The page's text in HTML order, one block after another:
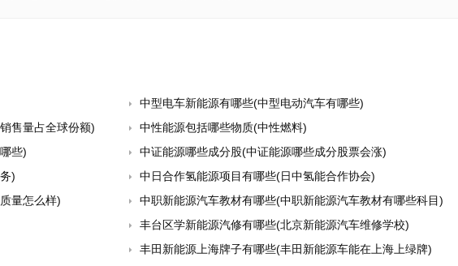
中型电车新能源有哪些(中型电动汽车有哪些)
售量占全球份额)
中性能源包括哪些物质(中性燃料)
些)
中证能源哪些成分股(中证能源哪些成分股票会涨)
)
中日合作氢能源项目有哪些(日中氢能合作协会)
量怎么样)
中职新能源汽车教材有哪些(中职新能源汽车教材有哪些科目)
丰台区学新能源汽修有哪些(北京新能源汽车维修学校)
丰田新能源上海牌子有哪些(丰田新能源车能在上海上绿牌)